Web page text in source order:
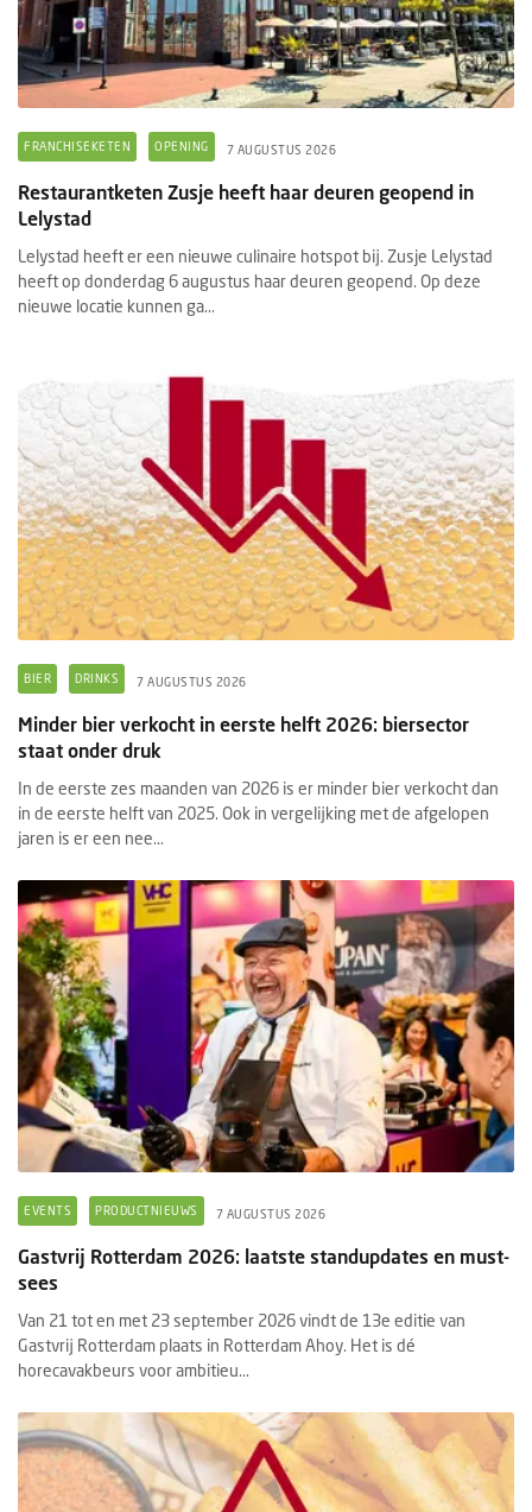
FRANCHISEKETEN OPENING 7 AUGUSTUS 2026
Restaurantketen Zusje heeft haar deuren geopend in
Lelystad
Lelystad heeft er een nieuwe culinaire hotspot bij. Zusje Lelystad
heeft op donderdag 6 augustus haar deuren geopend. Op deze
nieuwe locatie kunnen ga...
BIER DRINKS 7 AUGUSTUS 2026
Minder bier verkocht in eerste helft 2026: biersector
staat onder druk
In de eerste zes maanden van 2026 is er minder bier verkocht dan
in de eerste helft van 2025. Ook in vergelijking met de afgelopen
jaren is er een nee...
EVENTS PRODUCTNIEUWS 7 AUGUSTUS 2026
Gastvrij Rotterdam 2026: laatste standupdates en must-
sees
Van 21 tot en met 23 september 2026 vindt de 13e editie van
Gastvrij Rotterdam plaats in Rotterdam Ahoy. Het is dé
horecavakbeurs voor ambitieu...